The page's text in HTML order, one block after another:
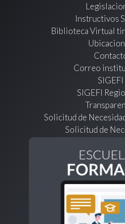
Instructivos
Biblioteca Virtual
Correo
SIGEFI
SIGEFI
Solicitud de
Solicitud de